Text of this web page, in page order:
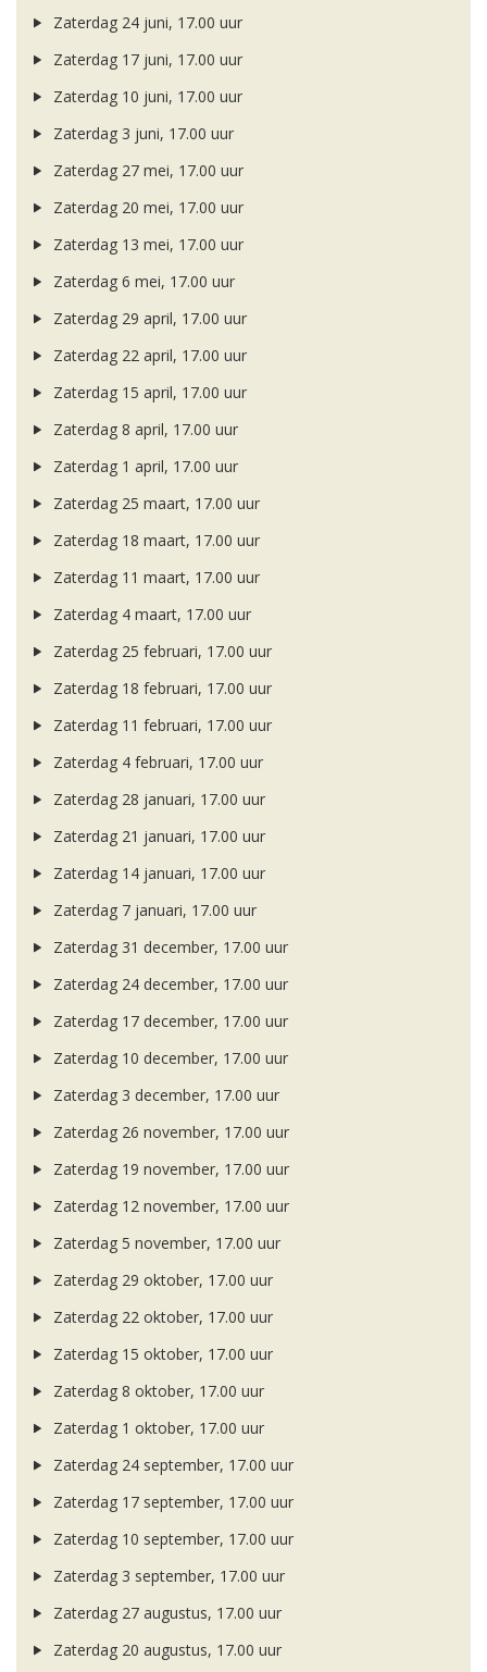
Zaterdag 24 juni, 17.00 uur
Zaterdag 17 juni, 17.00 uur
Zaterdag 10 juni, 17.00 uur
Zaterdag 3 juni, 17.00 uur
Zaterdag 27 mei, 17.00 uur
Zaterdag 20 mei, 17.00 uur
Zaterdag 13 mei, 17.00 uur
Zaterdag 6 mei, 17.00 uur
Zaterdag 29 april, 17.00 uur
Zaterdag 22 april, 17.00 uur
Zaterdag 15 april, 17.00 uur
Zaterdag 8 april, 17.00 uur
Zaterdag 1 april, 17.00 uur
Zaterdag 25 maart, 17.00 uur
Zaterdag 18 maart, 17.00 uur
Zaterdag 11 maart, 17.00 uur
Zaterdag 4 maart, 17.00 uur
Zaterdag 25 februari, 17.00 uur
Zaterdag 18 februari, 17.00 uur
Zaterdag 11 februari, 17.00 uur
Zaterdag 4 februari, 17.00 uur
Zaterdag 28 januari, 17.00 uur
Zaterdag 21 januari, 17.00 uur
Zaterdag 14 januari, 17.00 uur
Zaterdag 7 januari, 17.00 uur
Zaterdag 31 december, 17.00 uur
Zaterdag 24 december, 17.00 uur
Zaterdag 17 december, 17.00 uur
Zaterdag 10 december, 17.00 uur
Zaterdag 3 december, 17.00 uur
Zaterdag 26 november, 17.00 uur
Zaterdag 19 november, 17.00 uur
Zaterdag 12 november, 17.00 uur
Zaterdag 5 november, 17.00 uur
Zaterdag 29 oktober, 17.00 uur
Zaterdag 22 oktober, 17.00 uur
Zaterdag 15 oktober, 17.00 uur
Zaterdag 8 oktober, 17.00 uur
Zaterdag 1 oktober, 17.00 uur
Zaterdag 24 september, 17.00 uur
Zaterdag 17 september, 17.00 uur
Zaterdag 10 september, 17.00 uur
Zaterdag 3 september, 17.00 uur
Zaterdag 27 augustus, 17.00 uur
Zaterdag 20 augustus, 17.00 uur